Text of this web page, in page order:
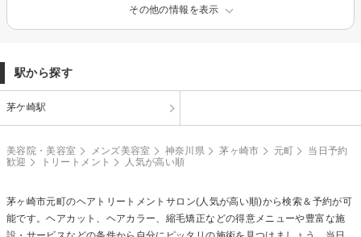
その他の情報を表示
駅から探す
茅ケ崎駅
美容院・美容室 メンズ美容室 神奈川県 茅ヶ崎市 元町
当日予約
歓迎
トリートメント 人気が高い順
茅ヶ崎市元町のヘアトリートメント サロン(人気が高い順)から検索＆予約が可
能です。ヘアカット、ヘアカラー、縮毛矯正などの得意メニューや豊富な施